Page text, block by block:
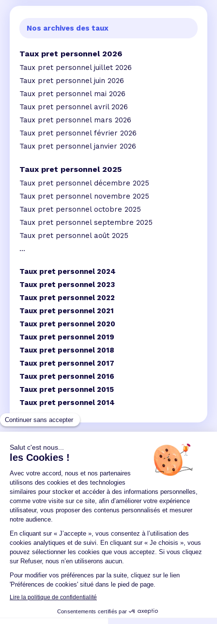
Nos archives des taux
Taux pret personnel 2026
Taux pret personnel juillet 2026
Taux pret personnel juin 2026
Taux pret personnel mai 2026
Taux pret personnel avril 2026
Taux pret personnel mars 2026
Taux pret personnel février 2026
Taux pret personnel janvier 2026
Taux pret personnel 2025
Taux pret personnel décembre 2025
Taux pret personnel novembre 2025
Taux pret personnel octobre 2025
Taux pret personnel septembre 2025
Taux pret personnel août 2025
...
Taux pret personnel 2024
Taux pret personnel 2023
Taux pret personnel 2022
Taux pret personnel 2021
Taux pret personnel 2020
Taux pret personnel 2019
Taux pret personnel 2018
Taux pret personnel 2017
Taux pret personnel 2016
Taux pret personnel 2015
Taux pret personnel 2014
Un crédit vous engage et doit être remboursé.
Vérifiez vos capacités de remboursement avant de
vous engager.
Aucun versement, de quelque nature que ce soit, ne
peut être exigé d'un particulier avant l'obtention
d'un ou plusieurs prêts d'argent.
© 2026 Guide du crédit •Plan du site• Mentions
Accessibilité Contact